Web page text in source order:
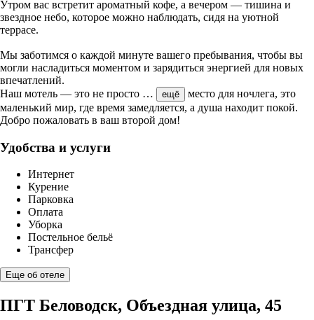
Утром вас встретит ароматный кофе, а вечером — тишина и
звездное небо, которое можно наблюдать, сидя на уютной
террасе.
Мы заботимся о каждой минуте вашего пребывания, чтобы вы
могли насладиться моментом и зарядиться энергией для новых
впечатлений.
Наш мотель — это не просто … ещё
место для ночлега, это
маленький мир, где время замедляется, а душа находит покой.
Добро пожаловать в ваш второй дом!
Удобства и услуги
Интернет
Курение
Парковка
Оплата
Уборка
Постельное бельё
Трансфер
Еще об отеле
ПГТ Беловодск, Объездная улица, 45